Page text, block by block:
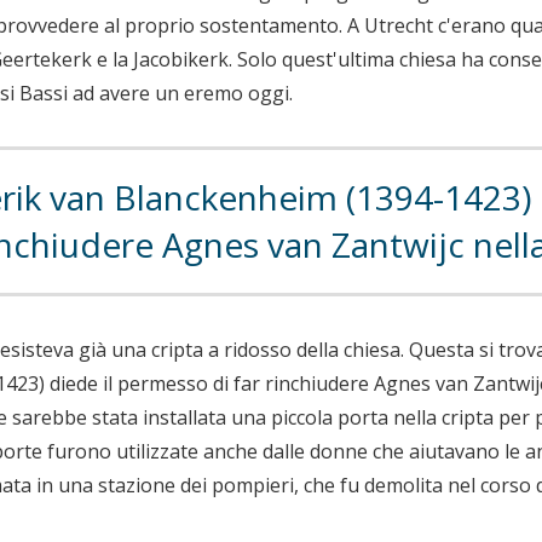
al proprio sostentamento. A Utrecht c'erano
e la Jacobikerk. Solo quest'ultima chiesa ha
Bassi ad avere un eremo oggi.
van Blanckenheim (1394-
Agnes van Zantwijc
già una cripta a ridosso della chiesa. Questa si
diede il permesso di far rinchiudere Agnes van
sarebbe stata installata una piccola porta nella cripta per
furono utilizzate anche dalle donne che aiutavano le
in una stazione dei pompieri, che fu demolita nel corso